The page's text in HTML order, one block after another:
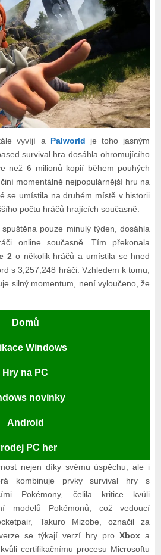
vyvíjí a Palworld je toho jasným
survival hra dosáhla ohromujícího
než 6 milionů kopií během pouhých
momentálně nejpopulárnější hru na
se umístila na druhém místě v historii
počtu hráčů hrajících současně.
pouze minulý týden, dosáhla
online současně. Tím překonala
2 o několik hráčů a umístila se hned
s 3,257,248 hráči. Vzhledem k tomu,
silný momentum, není vyloučeno, že
Domů
Windows
Hry na PC
novinky
Android
PC her
nejen díky svému úspěchu, ale i
kombinuje prvky survival hry s
Pokémony, čelila kritice kvůli
modelů Pokémonů, což vedoucí
Takuro Mizobe, označil za
se týkají verzí hry proXbox a
certifikačnímu procesu Microsoftu